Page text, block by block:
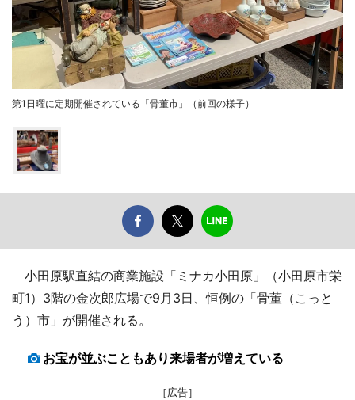
第1日曜に定期開催されている「骨董市」（前回の様子）
小田原駅直結の商業施設「ミナカ小田原」（小田原市栄
町1）3階の金次郎広場で9月3日、恒例の「骨董（こっと
う）市」が開催される。
お宝が並ぶこともあり来場者が増えている
［広告］